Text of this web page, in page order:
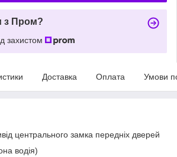
з Пром?
захистом
Доставка Оплата Умови
центрального замка передніх дверей
водія)